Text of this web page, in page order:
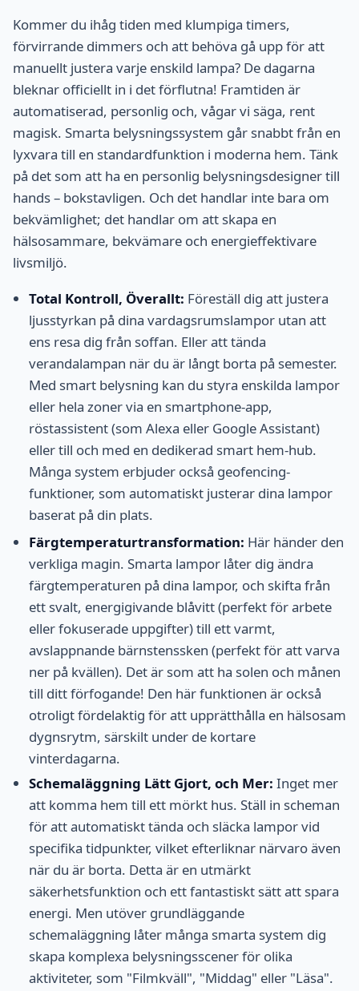
Kommer du ihåg tiden med klumpiga timers,
förvirrande dimmers och att behöva gå upp för att
manuellt justera varje enskild lampa? De dagarna
bleknar officiellt in i det förflutna! Framtiden är
automatiserad, personlig och, vågar vi säga, rent
magisk. Smarta belysningssystem går snabbt från en
lyxvara till en standardfunktion i moderna hem. Tänk
på det som att ha en personlig belysningsdesigner till
hands – bokstavligen. Och det handlar inte bara om
bekvämlighet; det handlar om att skapa en
hälsosammare, bekvämare och energieffektivare
livsmiljö.
Total Kontroll, Överallt: Föreställ dig att justera
ljusstyrkan på dina vardagsrumslampor utan att
ens resa dig från soffan. Eller att tända
verandalampan när du är långt borta på semester.
Med smart belysning kan du styra enskilda lampor
eller hela zoner via en smartphone-app,
röstassistent (som Alexa eller Google Assistant)
eller till och med en dedikerad smart hem-hub.
Många system erbjuder också geofencing-
funktioner, som automatiskt justerar dina lampor
baserat på din plats.
Färgtemperaturtransformation: Här händer den
verkliga magin. Smarta lampor låter dig ändra
färgtemperaturen på dina lampor, och skifta från
ett svalt, energigivande blåvitt (perfekt för arbete
eller fokuserade uppgifter) till ett varmt,
avslappnande bärnstenssken (perfekt för att varva
ner på kvällen). Det är som att ha solen och månen
till ditt förfogande! Den här funktionen är också
otroligt fördelaktig för att upprätthålla en hälsosam
dygnsrytm, särskilt under de kortare
vinterdagarna.
Schemaläggning Lätt Gjort, och Mer: Inget mer
att komma hem till ett mörkt hus. Ställ in scheman
för att automatiskt tända och släcka lampor vid
specifika tidpunkter, vilket efterliknar närvaro även
när du är borta. Detta är en utmärkt
säkerhetsfunktion och ett fantastiskt sätt att spara
energi. Men utöver grundläggande
schemaläggning låter många smarta system dig
skapa komplexa belysningsscener för olika
aktiviteter, som "Filmkväll", "Middag" eller "Läsa".